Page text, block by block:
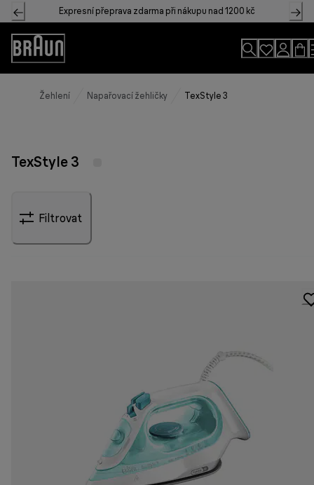
Skip
to
Content
Expresní přeprava zdarma při nákupu nad 1200 kč
Accessibility
Statement
Žehlení Napařovací žehličky TexStyle 3
TexStyle 3
Filtrovat